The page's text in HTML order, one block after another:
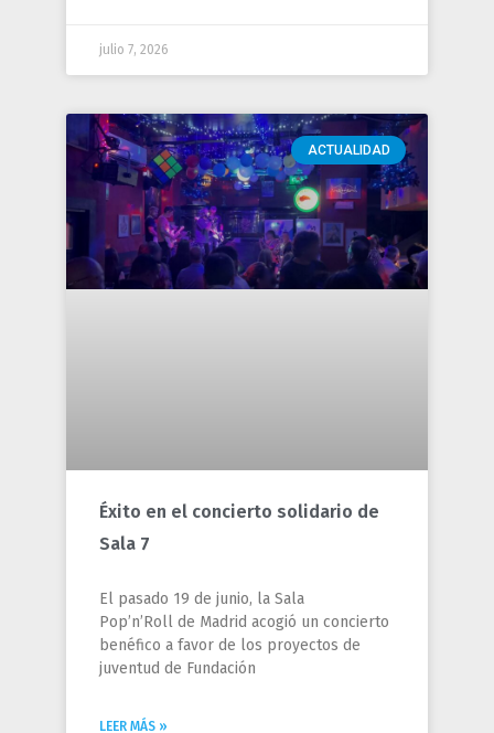
julio 7, 2026
ACTUALIDAD
Éxito en el concierto solidario de
Sala 7
El pasado 19 de junio, la Sala
Pop’n’Roll de Madrid acogió un concierto
benéfico a favor de los proyectos de
juventud de Fundación
LEER MÁS »